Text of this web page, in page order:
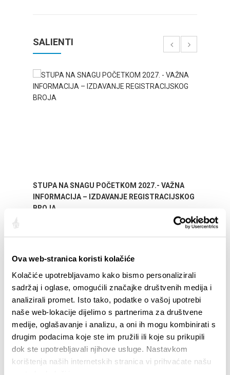
Ova web-stranica koristi kolačiće
Kolačiće upotrebljavamo kako bismo personalizirali
sadržaj i oglase, omogućili značajke društvenih medija i
analizirali promet. Isto tako, podatke o vašoj upotrebi
naše web-lokacije dijelimo s partnerima za društvene
medije, oglašavanje i analizu, a oni ih mogu kombinirati s
drugim podacima koje ste im pružili ili koje su prikupili
dok ste upotrebljavali njihove usluge. Nastavkom
korištenja naših internetskih stranica vi prihvaćate našu
SALIENTI
STUPA NA SNAGU POČETKOM 2027.- VAŽNA
INFORMACIJA – IZDAVANJE REGISTRACIJSKOG
BROJA
EVENTI
25
- 31/12/26
SPLIT EVENT CALENDAR
14/07/26
- 14/08/26
72th SPLIT SUMMER